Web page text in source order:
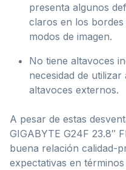
presenta algunos
claros en los
modos de imagen.
No tiene altavoces
necesidad de
altavoces externos.
A pesar de estas
GIGABYTE G24F 23.8″
buena relación calidad-
expectativas en